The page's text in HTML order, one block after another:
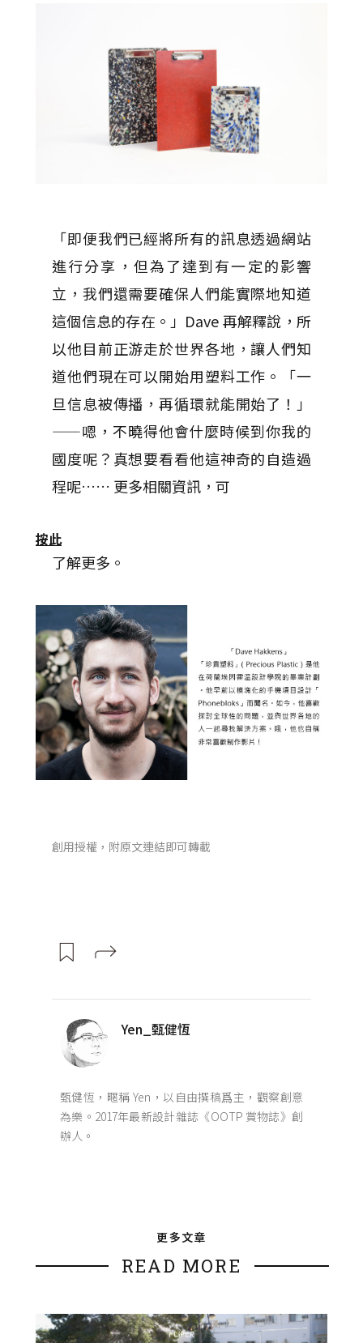
「即便我們已經將所有的訊息透過網站
進行分享，但為了達到有一定的影響
立，我們還需要確保人們能實際地知道
這個信息的存在。」Dave 再解釋說，所
以他目前正游走於世界各地，讓人們知
道他們現在可以開始用塑料工作。「一
旦信息被傳播，再循環就能開始了！」
——嗯，不曉得他會什麼時候到你我的
國度呢？真想要看看他這神奇的自造過
程呢…… 更多相關資訊，可
按此
了解更多。
創用授權，附原文連結即可轉載
Yen_甄健恆
甄健恆，暱稱 Yen，以自由撰稿爲主，觀察創意
為樂。2017年最新設計雜誌《OOTP 賞物誌》創
辦人。
更多文章
READ MORE